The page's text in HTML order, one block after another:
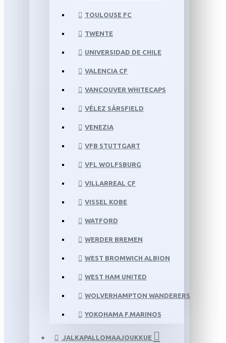
TOULOUSE FC
TWENTE
UNIVERSIDAD DE CHILE
VALENCIA CF
VANCOUVER WHITECAPS
VÉLEZ SÁRSFIELD
VENEZIA
VFB STUTTGART
VFL WOLFSBURG
VILLARREAL CF
VISSEL KOBE
WATFORD
WERDER BREMEN
WEST BROMWICH ALBION
WEST HAM UNITED
WOLVERHAMPTON WANDERERS
YOKOHAMA F.MARINOS
JALKAPALLOMAAJOUKKUE